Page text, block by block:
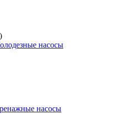
насосы
насосы